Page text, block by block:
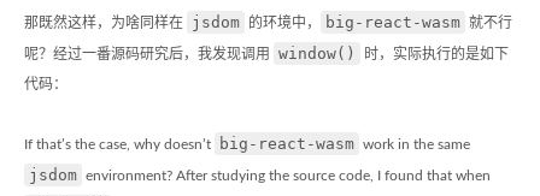
那既然这样，为啥同样在 jsdom 的环境中， big-react-wasm 就不行
呢？经过一番源码研究后，我发现调用 window() 时，实际执行的是如下
代码：
If that’s the case, why doesn’t big-react-wasm work in the same
jsdom environment? After studying the source code, I found that when